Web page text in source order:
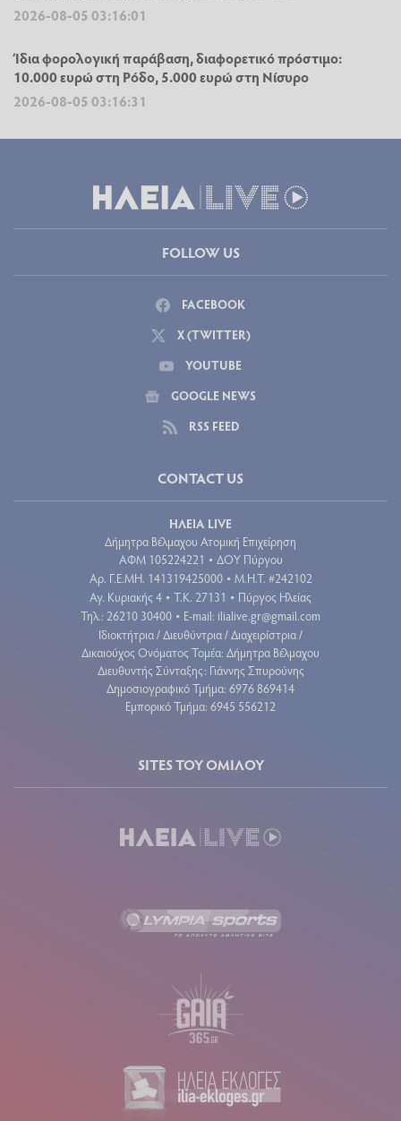
Η ατελέσφορη αναμονή για τις αποζημιώσεις
2026-08-05 03:00:02
Σχολεία 2026-2027: Πότε θα γίνει ο αγιασμός και πότε
Ίδια φορολογική παράβαση, διαφορετικό πρόστιμο:
10.000 ευρώ στη Ρόδο, 5.000 ευρώ στη Νίσυρο
FOLLOW US
FACEBOOK
X (TWITTER)
YOUTUBE
GOOGLE NEWS
RSS FEED
ΗΛΕΙΑ LIVE
Δήμητρα Βέλμαχου Ατομική Επιχείρηση
Aρ. Γ.Ε.ΜΗ. 141319425000•Μ.Η.Τ. #242102
Αγ. Κυριακής 4•Τ.Κ. 27131 •Πύργος Ηλείας
Διευθυντής Σύνταξης: Γιάννης Σπυρούνης
Δημοσιογραφικό Τμήμα: 6976 869414
SITES ΤΟΥ ΟΜΙΛΟΥ